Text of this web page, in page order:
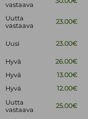
vastaava
Uutta
vastaava
23.00€
Uusi 23.00€
Hyvä
26.00€
Hyvä
13.00€
Hyvä
12.00€
Uutta
vastaava
25.00€